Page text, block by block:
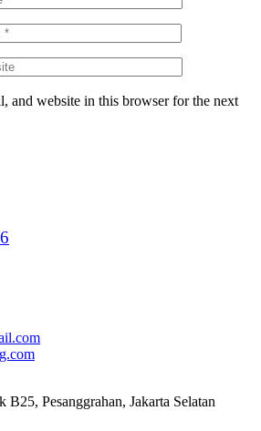
and website in this browser for the next
Pesanggrahan, Jakarta Selatan